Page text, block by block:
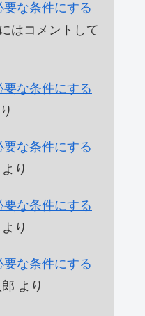
な条件にする
はコメントして
な条件にする
な条件にする
より
な条件にする
より
な条件にする
より